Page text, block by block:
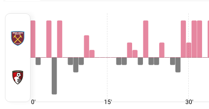
0' 15' 30'